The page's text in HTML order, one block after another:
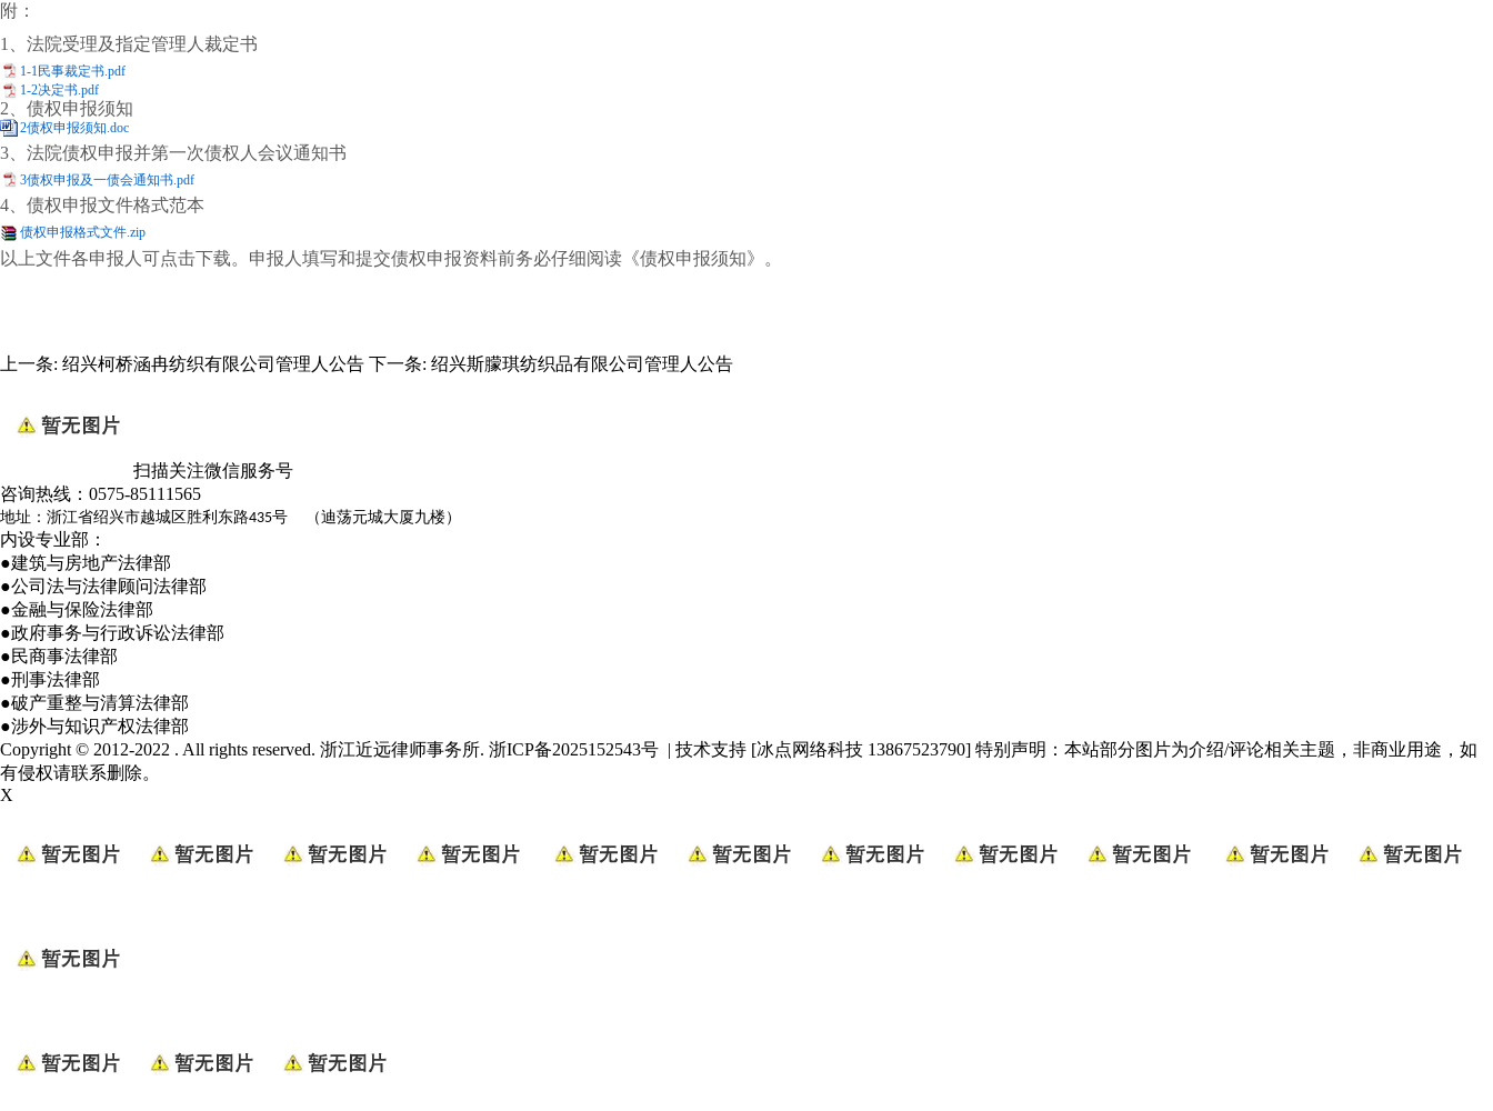
附：
1、法院受理及指定管理人裁定书
1-1民事裁定书.pdf
1-2决定书.pdf
2、债权申报须知
2债权申报须知.doc
3、法院债权申报并第一次债权人会议通知书
3债权申报及一债会通知书.pdf
4、债权申报文件格式范本
债权申报格式文件.zip
以上文件各申报人可点击下载。申报人填写和提交债权申报资料前务必仔细阅读《债权申报须知》。
上一条: 绍兴柯桥涵冉纺织有限公司管理人公告 下一条: 绍兴斯朦琪纺织品有限公司管理人公告
扫描关注微信服务号
咨询热线： 0575-85111565
地址：浙江省绍兴市越城区胜利东路435号 （迪荡元城大厦九楼）
内设专业部：
●建筑与房地产法律部
●公司法与法律顾问法律部
●金融与保险法律部
●政府事务与行政诉讼法律部
●民商事法律部
●刑事法律部
●破产重整与清算法律部
●涉外与知识产权法律部
Copyright © 2012-2022 . All rights reserved. 浙江近远律师事务所. 浙ICP备2025152543号 | 技术支持 [冰点网络科技 13867523790] 特别声明：本站部分图片为介绍/评论相关主题，非商业用途，如
有侵权请联系删除。
X